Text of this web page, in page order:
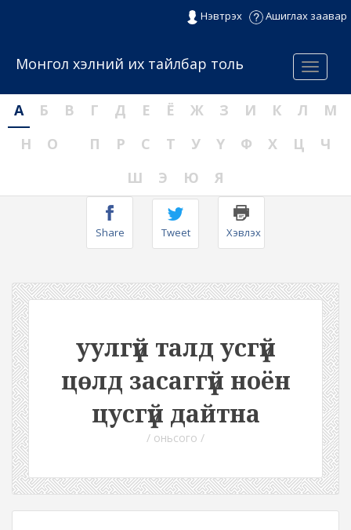
Нэвтрэх Ашиглах заавар
Menu
Монгол хэлний их тайлбар толь
А Б В Г Д Е Ё Ж З И К Л
М
Н
О П Р С Т У Ү Ф Х Ц
Ч
Ш
Э Ю Я
Share Tweet Хэвлэх
уулгүй талд усгүй
цөлд засаггүй ноён
цусгүй дайтна
/ оньсого /